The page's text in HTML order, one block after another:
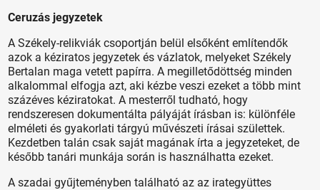
Ceruzás jegyzetek
A Székely-relikviák csoportján belül elsőként említendők
azok a kéziratos jegyzetek és vázlatok, melyeket Székely
Bertalan maga vetett papírra. A megilletődöttség minden
alkalommal elfogja azt, aki kézbe veszi ezeket a több mint
százéves kéziratokat. A mesterről tudható, hogy
rendszeresen dokumentálta pályáját írásban is: különféle
elméleti és gyakorlati tárgyú művészeti írásai születtek.
Kezdetben talán csak saját magának írta a jegyzeteket, de
később tanári munkája során is használhatta ezeket.
A szadai gyűjteményben található az az irategyüttes